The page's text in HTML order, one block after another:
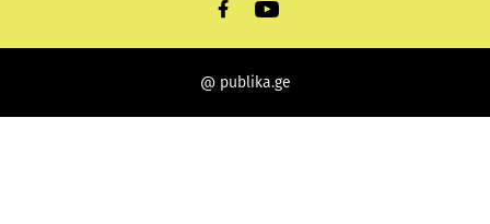
@ publika.ge